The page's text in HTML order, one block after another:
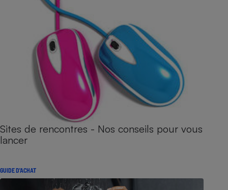
Sites de rencontres - Nos conseils pour vous
lancer
GUIDE D'ACHAT